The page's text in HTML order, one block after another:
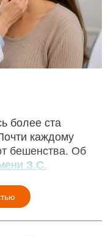
более ста
каждому
бешенства. Об
З.С.